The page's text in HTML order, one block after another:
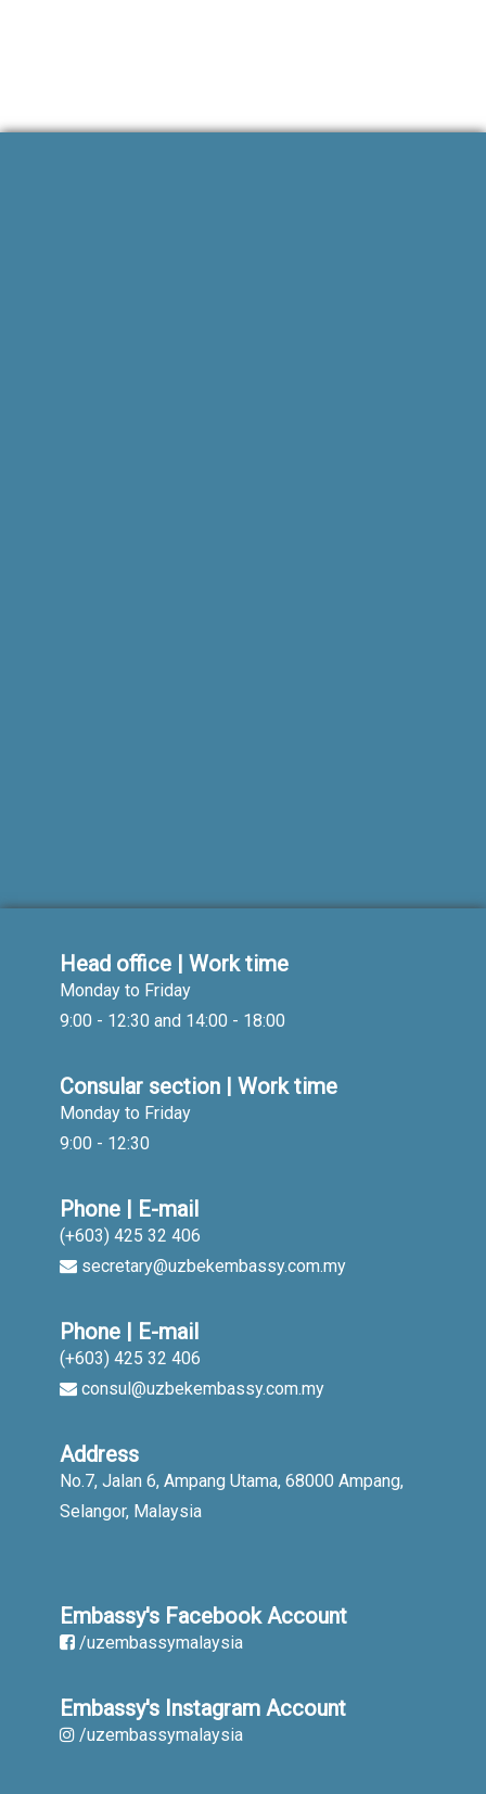
Head office | Work time
Monday to Friday
9:00 - 12:30 and 14:00 - 18:00
Consular section | Work time
Monday to Friday
9:00 - 12:30
Phone | E-mail
(+603) 425 32 406
secretary@uzbekembassy.com.my
Phone | E-mail
(+603) 425 32 406
consul@uzbekembassy.com.my
Address
No.7, Jalan 6, Ampang Utama, 68000 Ampang,
Selangor, Malaysia
Embassy's Facebook Account
/uzembassymalaysia
Embassy's Instagram Account
/uzembassymalaysia